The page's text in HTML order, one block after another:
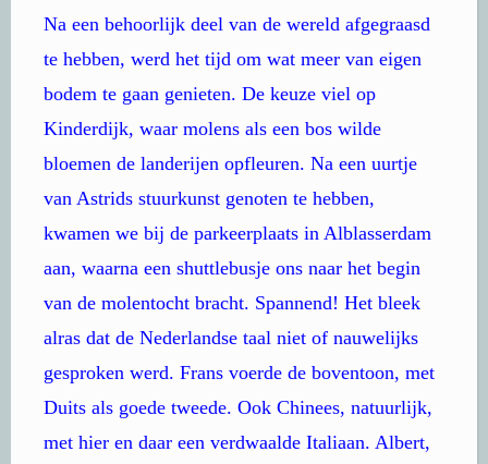
Na een behoorlijk deel van de wereld afgegraasd
te hebben, werd het tijd om wat meer van eigen
bodem te gaan genieten. De keuze viel op
Kinderdijk, waar molens als een bos wilde
bloemen de landerijen opfleuren. Na een uurtje
van Astrids stuurkunst genoten te hebben,
kwamen we bij de parkeerplaats in Alblasserdam
aan, waarna een shuttlebusje ons naar het begin
van de molentocht bracht. Spannend! Het bleek
alras dat de Nederlandse taal niet of nauwelijks
gesproken werd. Frans voerde de boventoon, met
Duits als goede tweede. Ook Chinees, natuurlijk,
met hier en daar een verdwaalde Italiaan. Albert,